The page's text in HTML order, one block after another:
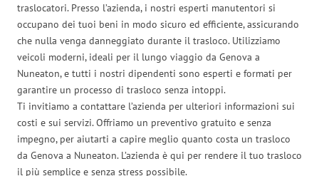
traslocatori. Presso l’azienda, i nostri esperti manutentori si
occupano dei tuoi beni in modo sicuro ed efficiente, assicurando
che nulla venga danneggiato durante il trasloco. Utilizziamo
veicoli moderni, ideali per il lungo viaggio da Genova a
Nuneaton, e tutti i nostri dipendenti sono esperti e formati per
garantire un processo di trasloco senza intoppi.
Ti invitiamo a contattare l’azienda per ulteriori informazioni sui
costi e sui servizi. Offriamo un preventivo gratuito e senza
impegno, per aiutarti a capire meglio quanto costa un trasloco
da Genova a Nuneaton. L’azienda è qui per rendere il tuo trasloco
il più semplice e senza stress possibile.